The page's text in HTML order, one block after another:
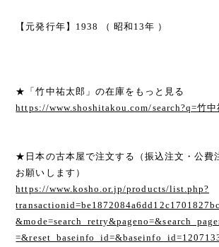
【元発行年】1938 （ 昭和13年 ）
★「竹中祐太郎」の在庫をもっと見る
https://www.shoshitakou.com/search?q=竹中
★日本の古本屋で注文する（振込注文・公費
お願いします）
https://www.kosho.or.jp/products/list.php?